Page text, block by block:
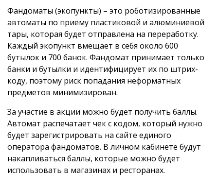
Фандоматы (экопункты) – это роботизированные
автоматы по приему пластиковой и алюминиевой
тары, которая будет отправлена на переработку.
Каждый экопункт вмещает в себя около 600
бутылок и 700 банок. Фандомат принимает только
банки и бутылки и идентифицирует их по штрих-
коду, поэтому риск попадания неформатных
предметов минимизирован.
За участие в акции можно будет получить баллы.
Автомат распечатает чек с кодом, который нужно
будет зарегистрировать на сайте единого
оператора фандоматов. В личном кабинете будут
накапливаться баллы, которые можно будет
использовать в магазинах и ресторанах.